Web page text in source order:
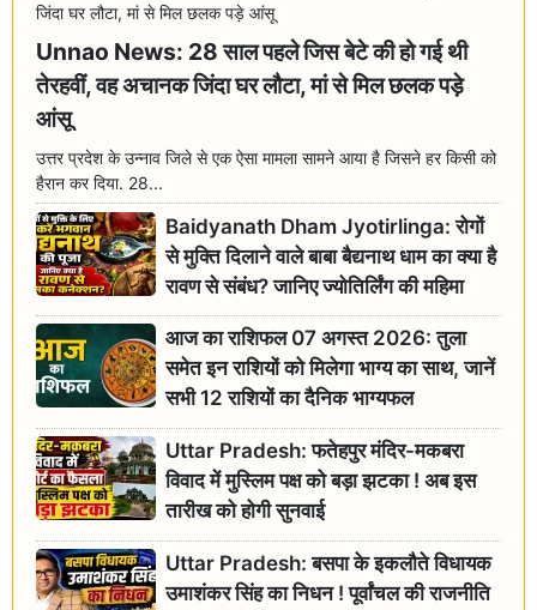
Unnao News: 28 साल पहले जिस बेटे की हो गई थी
तेरहवीं, वह अचानक जिंदा घर लौटा, मां से मिल छलक पड़े
आंसू
उत्तर प्रदेश के उन्नाव जिले से एक ऐसा मामला सामने आया है जिसने हर किसी को
हैरान कर दिया. 28...
Baidyanath Dham Jyotirlinga: रोगों
से मुक्ति दिलाने वाले बाबा बैद्यनाथ धाम का क्या है
रावण से संबंध? जानिए ज्योतिर्लिंग की महिमा
आज का राशिफल 07 अगस्त 2026: तुला
समेत इन राशियों को मिलेगा भाग्य का साथ, जानें
सभी 12 राशियों का दैनिक भाग्यफल
Uttar Pradesh: फतेहपुर मंदिर-मकबरा
विवाद में मुस्लिम पक्ष को बड़ा झटका ! अब इस
तारीख को होगी सुनवाई
Uttar Pradesh: बसपा के इकलौते विधायक
उमाशंकर सिंह का निधन ! पूर्वांचल की राजनीति